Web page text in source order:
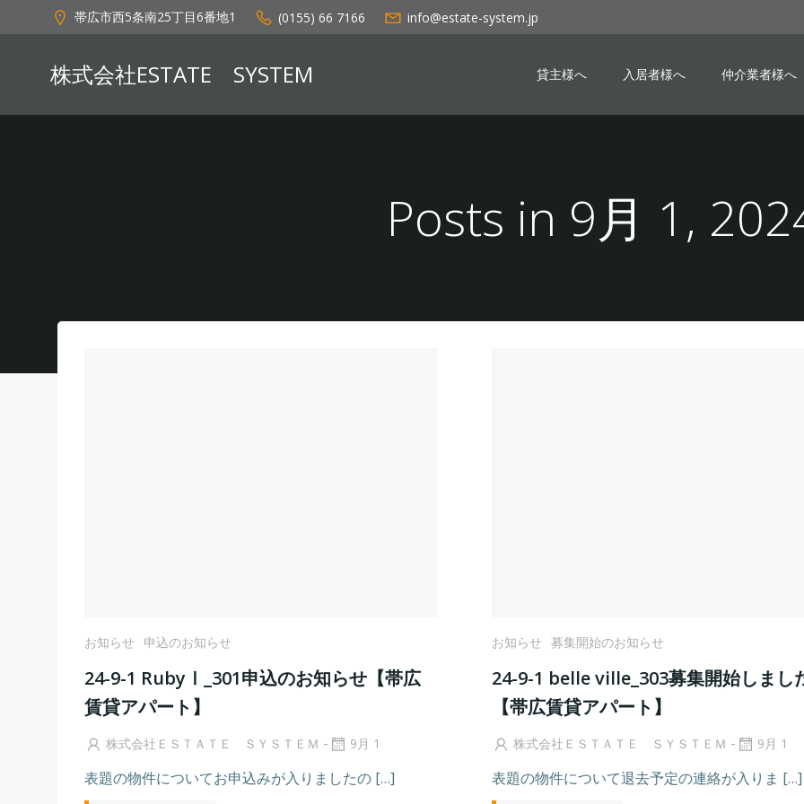
ン
へ
帯広市西5条南25丁目6番地1 (0155) 66 7166 info@estate-system.jp
株式会社ESTATE SYSTEM 貸主様へ 入居者様へ 仲介業者様へ
Posts in 9月 1,
お知らせ 申込のお知らせ
24-9-1 RubyⅠ_301申込のお知らせ【帯広
賃貸アパート】
株式会社ＥＳＴＡＴＥ ＳＹＳＴＥＭ - 9月 1
表題の物件についてお申込みが入りましたの […]
お知らせ 募集開始のお知らせ
24-9-1 belle ville_303募集開始しまし
【帯広賃貸アパート】
株式会社ＥＳＴＡＴＥ ＳＹＳＴＥＭ - 9月 1
表題の物件について退去予定の連絡が入りま […]